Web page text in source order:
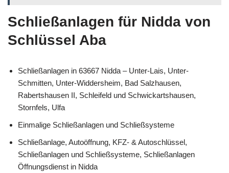
Schließanlagen für Nidda von
Schlüssel Aba
Schließanlagen in 63667 Nidda – Unter-Lais, Unter-
Schmitten, Unter-Widdersheim, Bad Salzhausen,
Rabertshausen II, Schleifeld und Schwickartshausen,
Stornfels, Ulfa
Einmalige Schließanlagen und Schließsysteme
Schließanlage, Autoöffnung, KFZ- & Autoschlüssel,
Schließanlagen und Schließsysteme, Schließanlagen
Öffnungsdienst in Nidda